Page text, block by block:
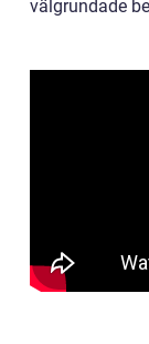
välgrundade